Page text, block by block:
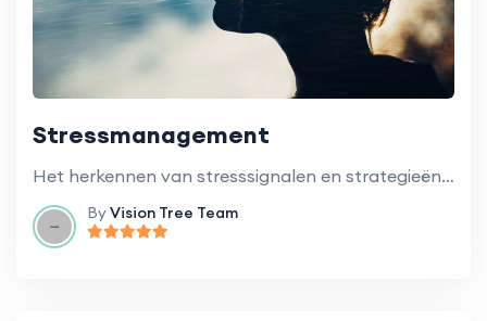
Stressmanagement
Het herkennen van stresssignalen en strategieën voor stressbeheersing op de werkvloer.
ByVision Tree Team